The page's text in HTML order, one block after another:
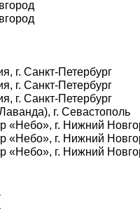
г. Санкт-Петербург
г. Санкт-Петербург
г. Санкт-Петербург
г. Севастополь
«Небо», г. Нижний
«Небо», г. Нижний
«Небо», г. Нижний